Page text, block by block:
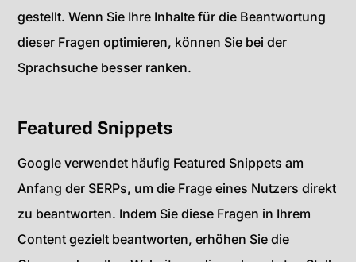
gestellt. Wenn Sie Ihre Inhalte für die Beantwortung
dieser Fragen optimieren, können Sie bei der
Sprachsuche besser ranken.
Featured Snippets
Google verwendet häufig Featured Snippets am
Anfang der SERPs, um die Frage eines Nutzers direkt
zu beantworten. Indem Sie diese Fragen in Ihrem
Content gezielt beantworten, erhöhen Sie die